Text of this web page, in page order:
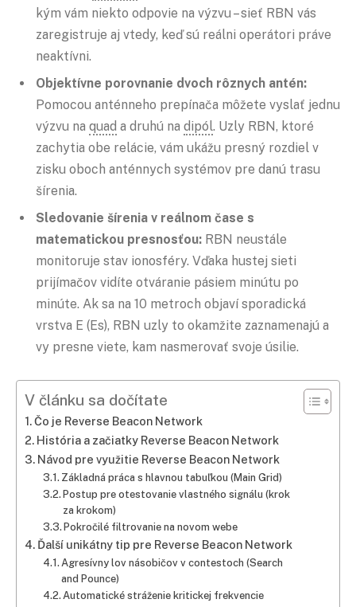
kým vám niekto odpovie na výzvu – sieť RBN vás
zaregistruje aj vtedy, keď sú reálni operátori práve
neaktívni.
Objektívne porovnanie dvoch rôznych antén:
Pomocou anténneho prepínača môžete vyslať jednu
výzvu na quad a druhú na dipól. Uzly RBN, ktoré
zachytia obe relácie, vám ukážu presný rozdiel v
zisku oboch anténnych systémov pre danú trasu
šírenia.
Sledovanie šírenia v reálnom čase s
matematickou presnosťou: RBN neustále
monitoruje stav ionosféry. Vďaka hustej sieti
prijímačov vidíte otváranie pásiem minútu po
minúte. Ak sa na 10 metroch objaví sporadická
vrstva E (Es), RBN uzly to okamžite zaznamenajú a
vy presne viete, kam nasmerovať svoje úsilie.
V článku sa dočítate
Čo je Reverse Beacon Network
História a začiatky Reverse Beacon Network
Návod pre využitie Reverse Beacon Network
Základná práca s hlavnou tabuľkou (Main Grid)
Postup pre otestovanie vlastného signálu (krok
za krokom)
Pokročilé filtrovanie na novom webe
Ďalší unikátny tip pre Reverse Beacon Network
Agresívny lov násobičov v contestoch (Search
and Pounce)
Automatické stráženie kritickej frekvencie